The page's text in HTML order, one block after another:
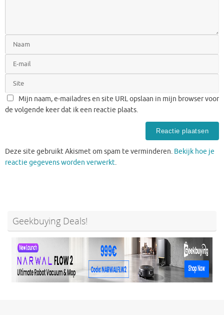
Mijn naam, e-mailadres en site URL opslaan in mijn browser voor
de volgende keer dat ik een reactie plaats.
Deze site gebruikt Akismet om spam te verminderen. Bekijk hoe je
reactie gegevens worden verwerkt.
Geekbuying Deals!